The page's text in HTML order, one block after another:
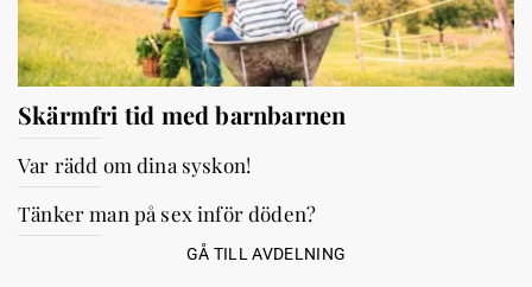
Skärmfri tid med barnbarnen
Var rädd om dina syskon!
Tänker man på sex inför döden?
GÅ TILL AVDELNING